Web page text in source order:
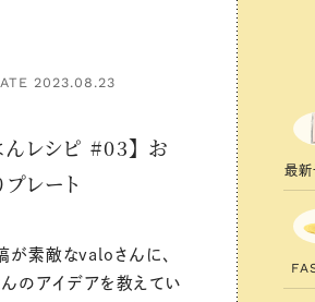
2023.08.23
レシピ #03】 お
レート
素敵なvaloさんに、
のアイデアを教えてい
最新
FA